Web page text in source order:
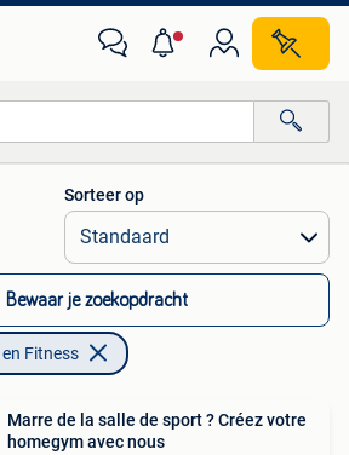
Alle afstanden…
Sorteer op
Bewaar je zoekopdracht
Fitness
Marre de la salle de sport ? Créez votre
homegym avec nous